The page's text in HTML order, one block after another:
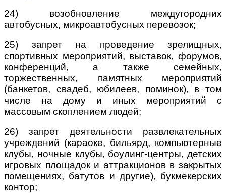
24) возобновление междугородних
автобусных, микроавтобусных перевозок;
25) запрет на проведение зрелищных,
спортивных мероприятий, выставок, форумов,
конференций, а также семейных,
торжественных, памятных мероприятий
(банкетов, свадеб, юбилеев, поминок), в том
числе на дому и иных мероприятий с
массовым скоплением людей;
26) запрет деятельности развлекательных
учреждений (караоке, бильярд, компьютерные
клубы, ночные клубы, боулинг-центры, детских
игровых площадок и аттракционов в закрытых
помещениях, батутов и другие), букмекерских
контор;